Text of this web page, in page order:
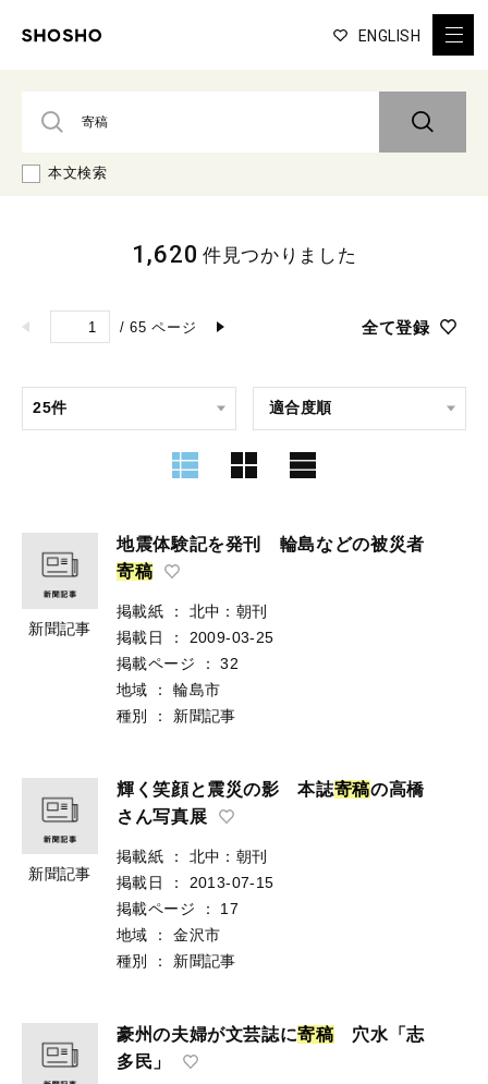
ENGLISH
本文検索
/ 65 ページ 全て登録
1,620 件見つかりました
新聞記事
地震体験記を発刊 輪島などの被災者
寄稿
掲載紙 ：
北中：朝刊
掲載日
：
2009-03-25
掲載ページ
：
32
地域
：
輪島市
種別
： 新聞記事
新聞記事
輝く笑顔と震災の影 本誌寄稿の高橋
さん写真展
掲載紙 ：
北中：朝刊
掲載日
：
2013-07-15
掲載ページ
：
17
地域
：
金沢市
種別
： 新聞記事
豪州の夫婦が文芸誌に寄稿 穴水「志
多民」